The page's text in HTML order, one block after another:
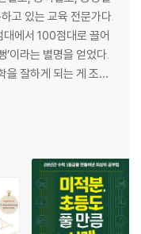
.
계산된다
고 있는 교육 전문가다.
에서 100점대로 끌어
’이라는 별명을 얻었다.
을 잘하게 되는 게 조안
한 부모들과 아이들에게